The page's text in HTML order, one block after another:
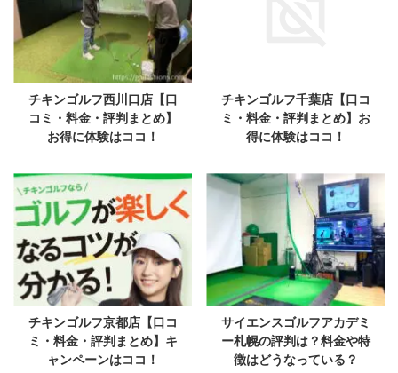
チキンゴルフ西川口店【口
コミ・料金・評判まとめ】
お得に体験はココ！
チキンゴルフ千葉店【口コ
ミ・料金・評判まとめ】お
得に体験はココ！
チキンゴルフ京都店【口コ
ミ・料金・評判まとめ】キ
ャンペーンはココ！
サイエンスゴルフアカデミ
ー札幌の評判は？料金や特
徴はどうなっている？